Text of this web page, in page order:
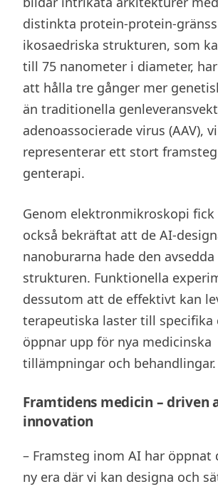
distinkta protein-protein-
ikosaedriska strukturen, som
till 75 nanometer i diameter,
att hålla tre gånger mer
än traditionella
adenoassocierade virus (AAV),
representerar ett stort
genterapi.
Genom elektronmikroskopi fick
också bekräftat att de AI-
nanoburarna hade den
strukturen. Funktionella
dessutom att de effektivt kan
terapeutiska laster till specifika
öppnar upp för nya medicinska
tillämpningar och behandlingar.
Framtidens medicin – driven
innovation
– Framsteg inom AI har öppnat
ny era där vi kan designa och